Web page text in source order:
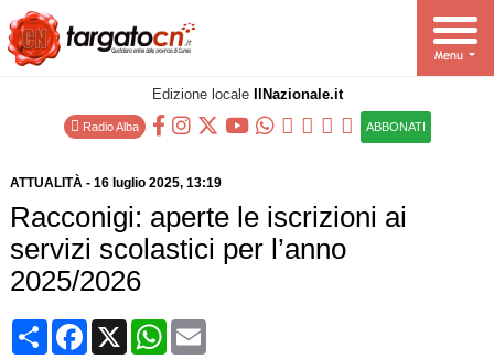
Edizione locale IlNazionale.it
Radio Alba ABBONATI
ATTUALITÀ- 16 luglio 2025, 13:19
Racconigi: aperte le iscrizioni ai
servizi scolastici per l’anno
2025/2026
CondividiFacebook
X WhatsApp
Email